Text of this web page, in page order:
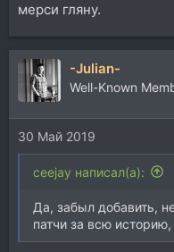
мерси гляну.
-Julian-
Well-Known
30 Май 2019
ceejay написал(а):
Да, забыл добавить,
патчи за всю